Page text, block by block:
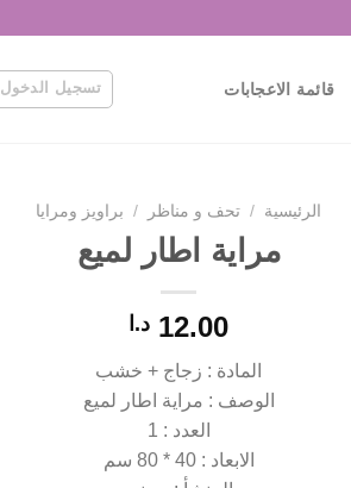
قائمة الاعجابات تسجيل الدخول
الرئيسية / تحف و مناظر / براويز ومرايا
مراية اطار لميع
12.00 د.ا
المادة : زجاج + خشب
الوصف : مراية اطار لميع
العدد : 1
الابعاد : 40 * 80 سم